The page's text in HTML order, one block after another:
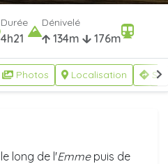
Durée
4h21
Dénivelé
134m 176m
Photos Localisation S'y
le long de l'Emmepuis de